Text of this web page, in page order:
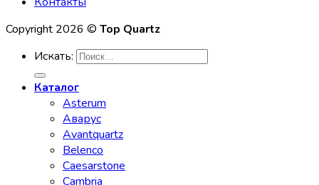
Copyright 2026 © Top Quartz
Искать:
Каталог
Asterum
Аварус
Avantquartz
Belenco
Caesarstone
Cambria